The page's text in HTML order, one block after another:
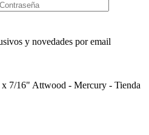
y novedades por email